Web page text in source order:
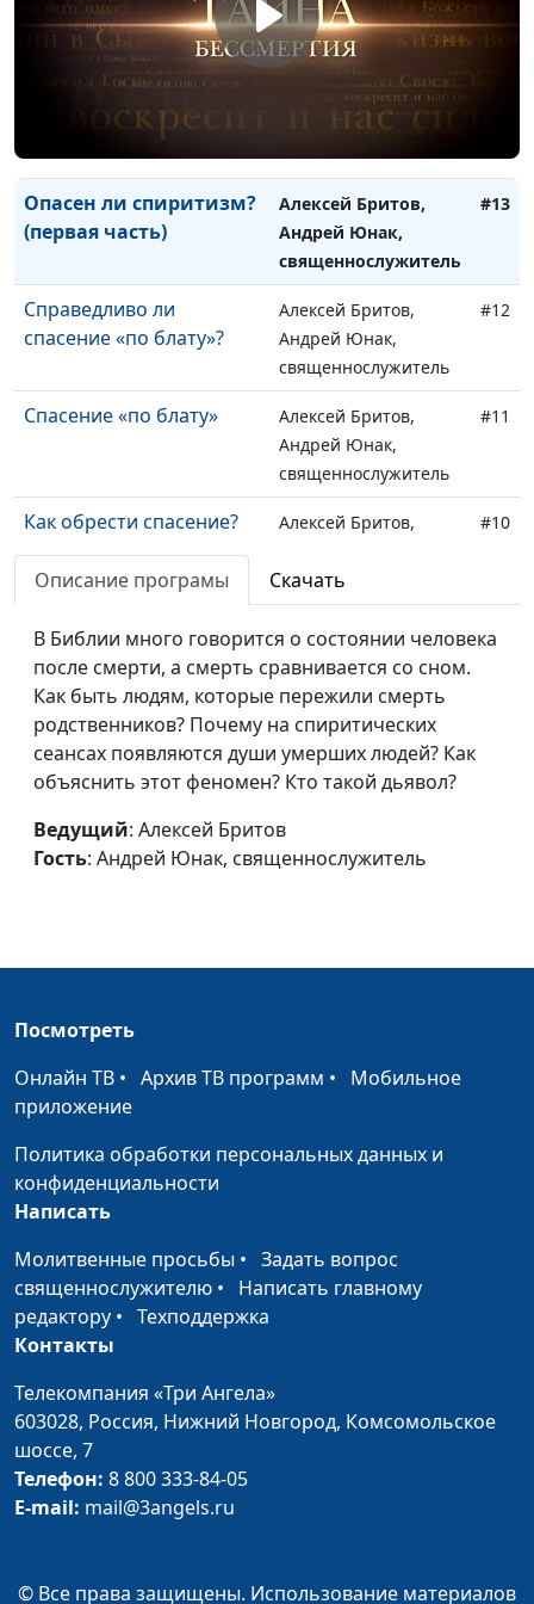
Андрей Юнак,
священнослужитель
Опасен ли спиритизм?
(вторая часть)
Алексей Бритов,
Андрей Юнак,
священнослужитель
Опасен ли спиритизм?
(первая часть)
Алексей Бритов,
Андрей Юнак,
священнослужитель
#13
Справедливо ли
спасение «по блату»?
Алексей Бритов,
Андрей Юнак,
священнослужитель
#12
Спасение «по блату»
Алексей Бритов,
Андрей Юнак,
священнослужитель
#11
Как обрести спасение?
Алексей Бритов,
священнослужитель
#10
Воскреснут ли
Два воскресения
мертвых
Алексей Бритов,
Андрей Юнак,
священнослужитель
Что такое ад?
Алексей Бритов,
Андрей Юнак,
после смерти?
Андрей Юнак,
Андрей Юнак,
Две смерти
Алексей Бритов,
Происхождение смерти
Алексей Бритов,
Андрей Юнак,
эволюция?
священнослужитель
Вопрос бессмертия: есть
ли ответ?
Описание програмы Скачать
В Библии много говорится о состоянии человека
после смерти, а смерть сравнивается со сном.
Как быть людям, которые пережили смерть
родственников? Почему на спиритических
сеансах появляются души умерших людей? Как
объяснить этот феномен? Кто такой дьявол?
Ведущий: Алексей Бритов
Гость: Андрей Юнак, священнослужитель
Посмотреть
Онлайн ТВ • Архив ТВ программ • Мобильное
приложение
Политика обработки персональных данных и
конфиденциальности
Написать
Молитвенные просьбы • Задать вопрос
священнослужителю • Написать главному
редактору • Техподдержка
Контакты
Телекомпания «Три Ангела»
603028, Россия, Нижний Новгород, Комсомольское
шоссе, 7
Телефон: 8 800 333-84-05
E-mail: mail@3angels.ru
© Все права защищены. Использование материалов